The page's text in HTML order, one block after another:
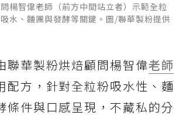
楊智偉老師（前方中間站立者）示範全粒
水、麵團與發酵等關鍵。圖/聯華製粉提供
聯華製粉烘焙顧問楊智偉老師
配方，針對全粒粉吸水性、麵
條件與口感呈現，不藏私的分